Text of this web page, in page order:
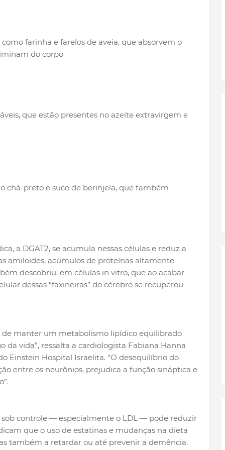
farinha e farelos de aveia, que absorvem o
do corpo
que estão presentes no azeite extravirgem e
chá-preto e suco de berinjela, que também
a DGAT2, se acumula nessas células e reduz a
amiloides, acúmulos de proteínas altamente
descobriu, em células in vitro, que ao acabar
dessas “faxineiras” do cérebro se recuperou
de manter um metabolismo lipídico equilibrado
da vida”, ressalta a cardiologista Fabiana Hanna
Einstein Hospital Israelita. “O desequilíbrio do
entre os neurônios, prejudica a função sináptica e
controle — especialmente o LDL — pode reduzir
que o uso de estatinas e mudanças na dieta
também a retardar ou até prevenir a demência.